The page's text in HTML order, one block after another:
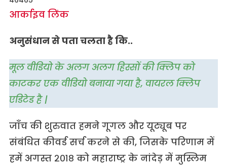
आर्काइव लिंक
अनुसंधान से पता चलता है कि..
मूल वीडियो के अलग अलग हिस्सों की क्लिप को
काटकर एक वीडियो बनाया गया है, वायरल क्लिप
एडिटेड है |
जाँच की शुरुवात हमने गूगल और यूट्यूब पर
संबंधित कीवर्ड सर्च करने से की, जिसके परिणाम में
हमें अगस्त २०१८ को महाराष्ट्र के नांदेड़ में मुस्लिम